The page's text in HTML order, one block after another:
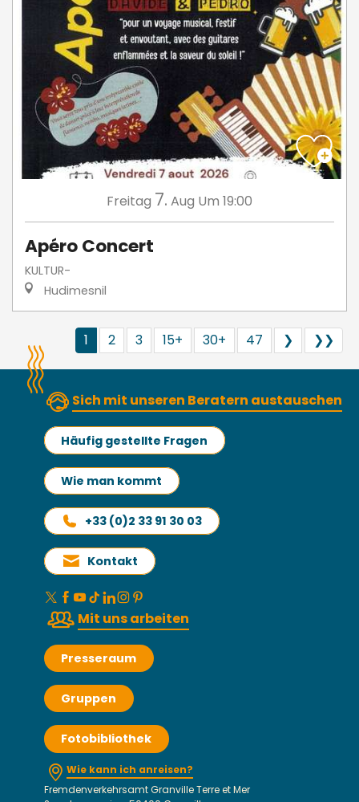
Freitag 7. Aug Um 19:00
Apéro Concert
KULTUR-
Hudimesnil
1 2 3 15+ 30+ 47 ❯ ❯❯
Sich mit unseren Beratern austauschen
Häufig gestellte Fragen
Wie man kommt
+33 (0)2 33 91 30 03
Kontakt
Mit uns arbeiten
Presseraum
Gruppen
Fotobibliothek
Wie kann ich anreisen?
Fremdenverkehrsamt Granville Terre et Mer